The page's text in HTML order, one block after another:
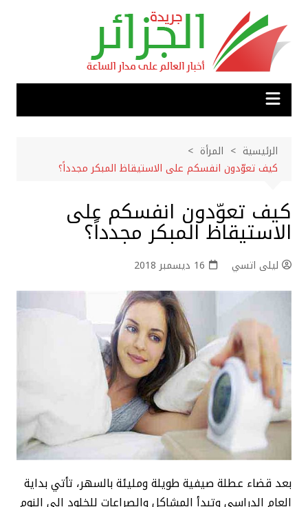
المحتوى
الرئيسية
المرأة
كيف تعوّدون انفسكم على الاستيقاظ المبكر مجدداً؟
كيف تعوّدون انفسكم على
الاستيقاظ المبكر مجدداً؟
ليلى اتسي 16 ديسمبر 2018
بعد قضاء عطلة صيفية طويلة ومليئة بالسهر، تأتي بداية
العام الدراسي وتبدأ المشاكل والصراعات للخلود إلى النوم